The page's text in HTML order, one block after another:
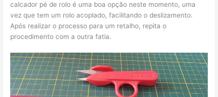
calcador pé de rolo é uma boa opção neste momento, uma
vez que tem um rolo acoplado, facilitando o deslizamento.
Após realizar o processo para um retalho, repita o
procedimento com a outra fatia.